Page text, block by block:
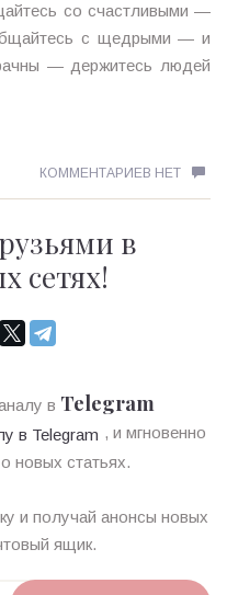
со счастливыми —
с щедрыми — и
— держитесь людей
КОММЕНТАРИЕВ НЕТ
в
сетях!
в Telegram
, и мгновенно
новых статьях.
и получай анонсы новых
ящик.